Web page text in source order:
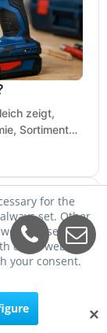
zeigt,
Sortiment
✕
for the
set. Other
serve for
other websites
your consent.